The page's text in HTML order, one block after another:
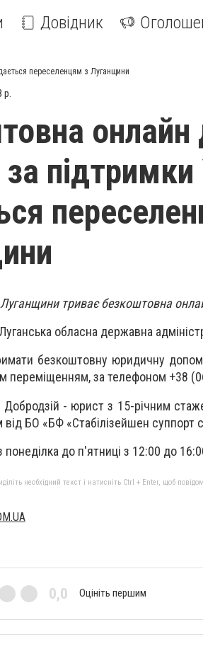
Довідник
переселенцям з Луганщини
р.
Луганщини триває безкоштовна
обласна державна
безкоштовну юридичну
переміщенням, за телефоном +38
Добродзій - юрист з 15-річним
від БО «БФ «Стабілізейшен
до п'ятниці з 12:00 до
необхідний текст і натисніть Ctrl + Enter, щоб
0,0 Оцініть першим